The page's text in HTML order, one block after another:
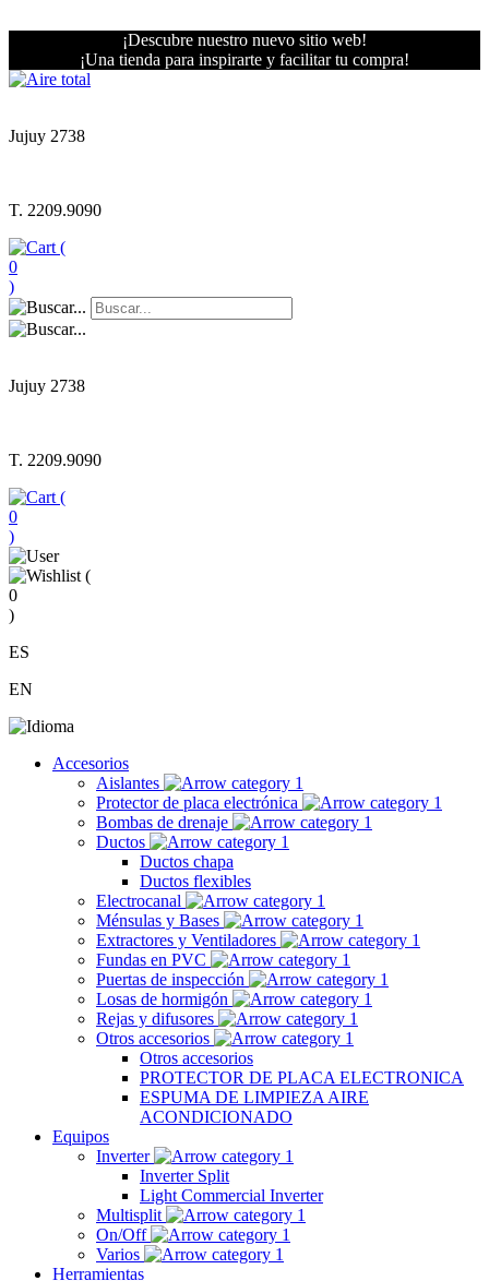
¡Descubre nuestro nuevo sitio web!
¡Una tienda para inspirarte y facilitar tu compra!
Jujuy 2738
T. 2209.9090
(
0
)
Jujuy 2738
T. 2209.9090
(
0
)
(
0
)
ES
EN
Accesorios
Aislantes
Protector de placa electrónica
Bombas de drenaje
Ductos
Ductos chapa
Ductos flexibles
Electrocanal
Ménsulas y Bases
Extractores y Ventiladores
Fundas en PVC
Puertas de inspección
Losas de hormigón
Rejas y difusores
Otros accesorios
Otros accesorios
PROTECTOR DE PLACA ELECTRONICA
ESPUMA DE LIMPIEZA AIRE
ACONDICIONADO
Equipos
Inverter
Inverter Split
Light Commercial Inverter
Multisplit
On/Off
Varios
Herramientas